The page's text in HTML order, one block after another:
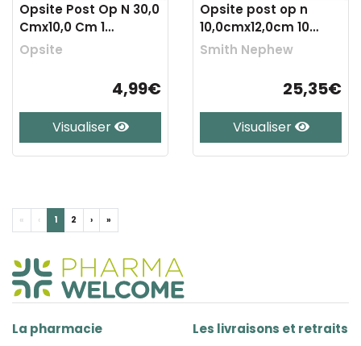
Opsite Post Op N 30,0
Cmx10,0 Cm 1
66000715
Opsite
4,99€
Visualiser
Opsite post op n
10,0cmx12,0cm 10
66000710
Smith Nephew
25,35€
Visualiser
« ‹ 1 2 › »
La pharmacie Les livraisons et retraits